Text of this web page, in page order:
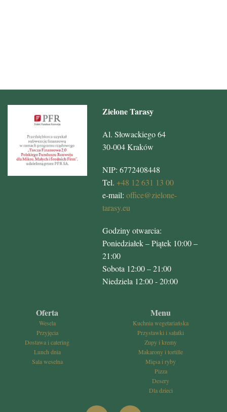
Zielone Tarasy
Al. Słowackiego 64
30-004 Kraków
NIP: 6772408448
Tel. +48 12 631 13 00
e-mail: office@zielone-
tarasy.eu
Godziny otwarcia:
Poniedziałek – Piątek 10:00 –
21:00
Sobota 12:00 – 21:00
Niedziela 12:00 - 20:00
Oferta
Wesela
Przyjęcia
Dostawa i catering
Lunch dnia
Sala weselna
Menu
Kuchnia wegetariańska
Przystawki i sałatki
Zupy i kremy
Makarony i tortille
Mięsa i ryby
Pizza
Desery
Dla dzieci